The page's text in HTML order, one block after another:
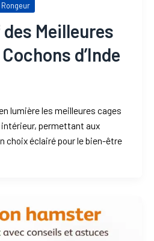
Rongeur
Meilleures
d’Inde
lumière les meilleures cages
intérieur, permettant aux
choix éclairé pour le bien-être